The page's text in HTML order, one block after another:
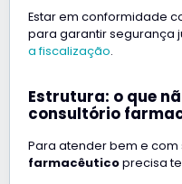
Estar em conformidade
para garantir segurança
a fiscalização.
Estrutura: o que
consultório
Para atender bem e com
farmacêuticoprecisa